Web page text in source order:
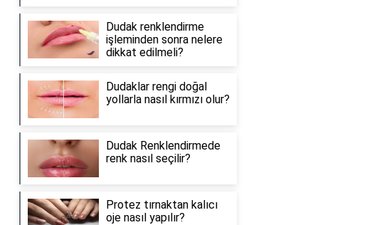
Dudak renklendirme
işleminden sonra nelere
dikkat edilmeli?
Dudaklar rengi doğal
yollarla nasıl kırmızı olur?
Dudak Renklendirmede
renk nasıl seçilir?
Protez tırnaktan kalıcı
oje nasıl yapılır?